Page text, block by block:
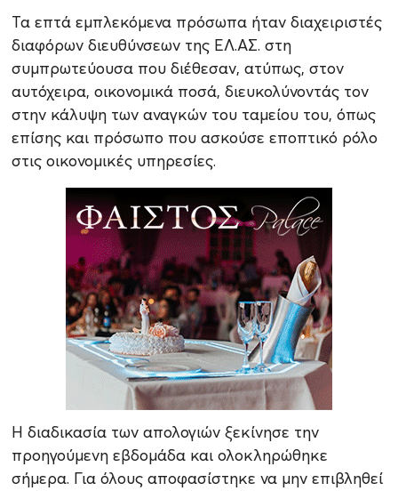
Τα επτά εμπλεκόμενα πρόσωπα ήταν διαχειριστές
διαφόρων διευθύνσεων της ΕΛ.ΑΣ. στη
συμπρωτεύουσα που διέθεσαν, ατύπως, στον
αυτόχειρα, οικονομικά ποσά, διευκολύνοντάς τον
στην κάλυψη των αναγκών του ταμείου του, όπως
επίσης και πρόσωπο που ασκούσε εποπτικό ρόλο
στις οικονομικές υπηρεσίες.
Η διαδικασία των απολογιών ξεκίνησε την
προηγούμενη εβδομάδα και ολοκληρώθηκε
σήμερα. Για όλους αποφασίστηκε να μην επιβληθεί